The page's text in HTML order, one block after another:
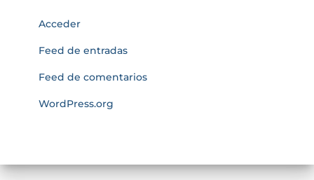
Acceder
Feed de entradas
Feed de comentarios
WordPress.org